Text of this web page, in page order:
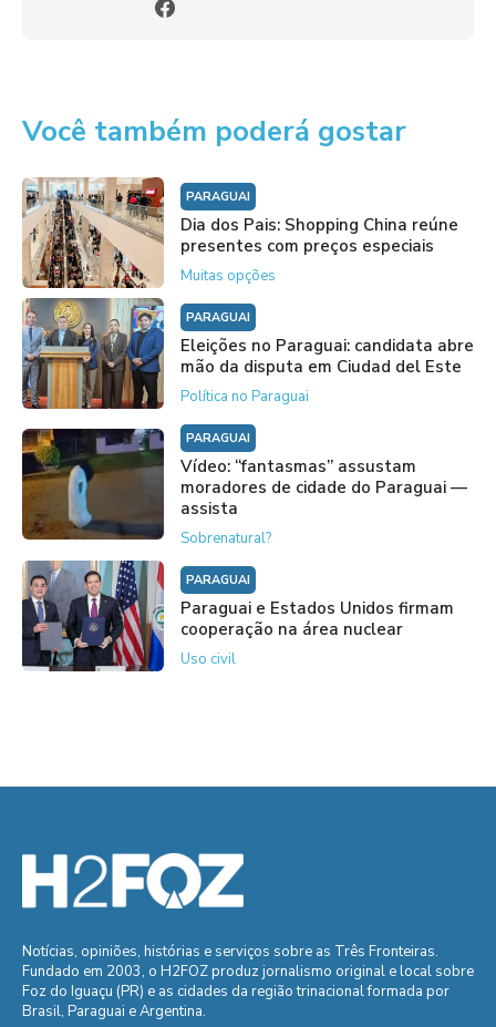
Você também poderá gostar
PARAGUAI
Dia dos Pais: Shopping China reúne
presentes com preços especiais
Muitas opções
PARAGUAI
Eleições no Paraguai: candidata abre
mão da disputa em Ciudad del Este
Política no Paraguai
PARAGUAI
Vídeo: “fantasmas” assustam
moradores de cidade do Paraguai —
assista
Sobrenatural?
PARAGUAI
Paraguai e Estados Unidos firmam
cooperação na área nuclear
Uso civil
Notícias, opiniões, histórias e serviços sobre as Três Fronteiras.
Fundado em 2003, o H2FOZ produz jornalismo original e local sobre
Foz do Iguaçu (PR) e as cidades da região trinacional formada por
Brasil, Paraguai e Argentina.